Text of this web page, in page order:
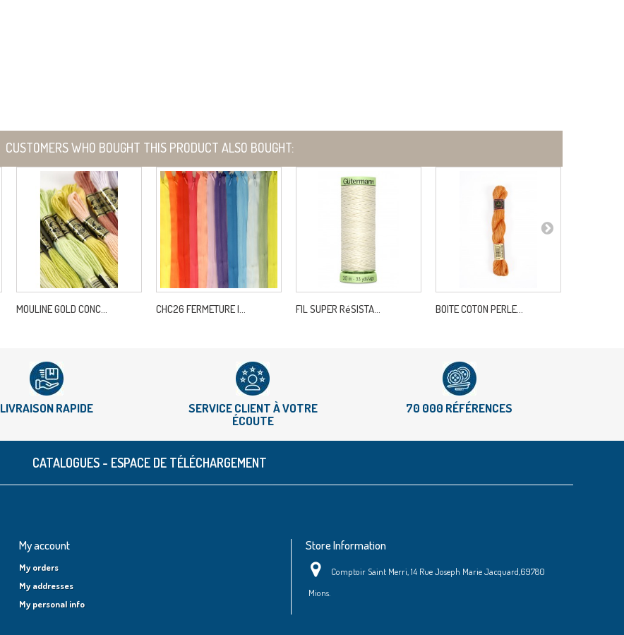
CUSTOMERS WHO BOUGHT THIS PRODUCT ALSO BOUGHT:
MOULINE GOLD CONC... CHC26 FERMETURE I... FIL SUPER RéSISTA... BOITE COTON PERLE...
LIVRAISON RAPIDE
SERVICE CLIENT À VOTRE
ÉCOUTE
70 000 RÉFÉRENCES
CATALOGUES - ESPACE DE TÉLÉCHARGEMENT
My account
My orders
My addresses
My personal info
Store Information
Comptoir Saint Merri, 14 Rue Joseph Marie Jacquard,69780
Mions.